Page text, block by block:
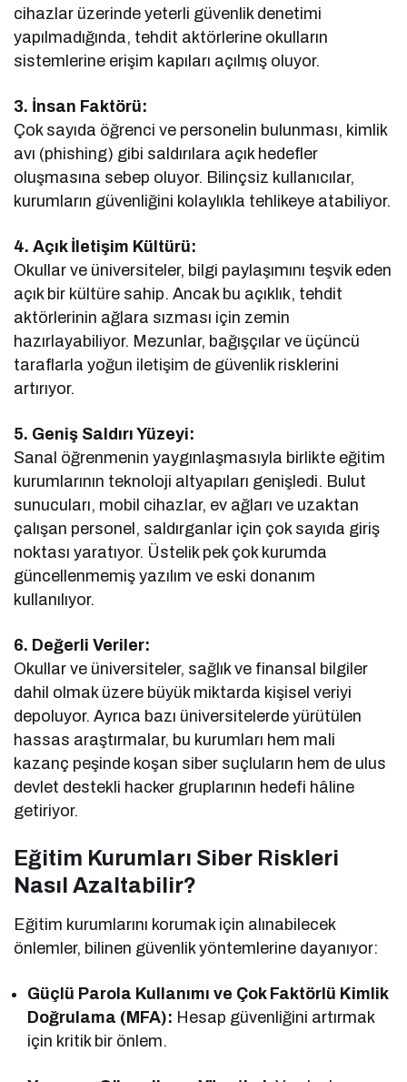
cihazlar üzerinde yeterli güvenlik denetimi
yapılmadığında, tehdit aktörlerine okulların
sistemlerine erişim kapıları açılmış oluyor.
3. İnsan Faktörü:
Çok sayıda öğrenci ve personelin bulunması, kimlik
avı (phishing) gibi saldırılara açık hedefler
oluşmasına sebep oluyor. Bilinçsiz kullanıcılar,
kurumların güvenliğini kolaylıkla tehlikeye atabiliyor.
4. Açık İletişim Kültürü:
Okullar ve üniversiteler, bilgi paylaşımını teşvik eden
açık bir kültüre sahip. Ancak bu açıklık, tehdit
aktörlerinin ağlara sızması için zemin
hazırlayabiliyor. Mezunlar, bağışçılar ve üçüncü
taraflarla yoğun iletişim de güvenlik risklerini
artırıyor.
5. Geniş Saldırı Yüzeyi:
Sanal öğrenmenin yaygınlaşmasıyla birlikte eğitim
kurumlarının teknoloji altyapıları genişledi. Bulut
sunucuları, mobil cihazlar, ev ağları ve uzaktan
çalışan personel, saldırganlar için çok sayıda giriş
noktası yaratıyor. Üstelik pek çok kurumda
güncellenmemiş yazılım ve eski donanım
kullanılıyor.
6. Değerli Veriler:
Okullar ve üniversiteler, sağlık ve finansal bilgiler
dahil olmak üzere büyük miktarda kişisel veriyi
depoluyor. Ayrıca bazı üniversitelerde yürütülen
hassas araştırmalar, bu kurumları hem mali
kazanç peşinde koşan siber suçluların hem de ulus
devlet destekli hacker gruplarının hedefi hâline
getiriyor.
Eğitim Kurumları Siber Riskleri
Nasıl Azaltabilir?
Eğitim kurumlarını korumak için alınabilecek
önlemler, bilinen güvenlik yöntemlerine dayanıyor:
Güçlü Parola Kullanımı ve Çok Faktörlü Kimlik
Doğrulama (MFA): Hesap güvenliğini artırmak
için kritik bir önlem.